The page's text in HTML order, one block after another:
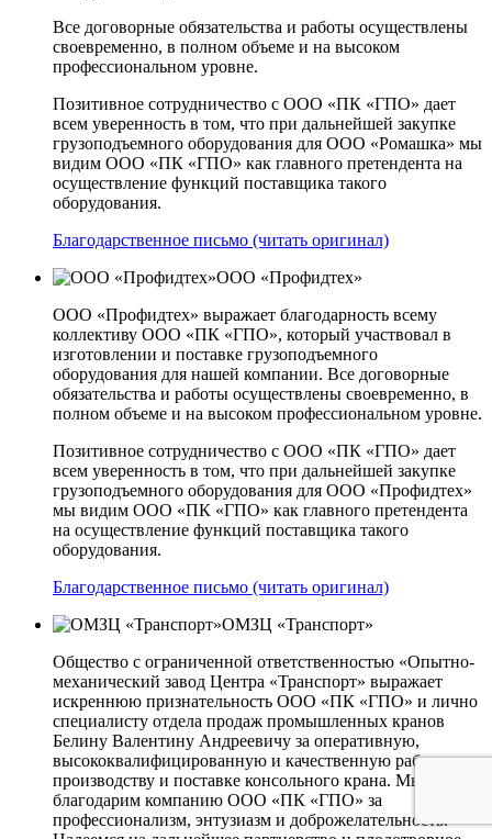
Все договорные обязательства и работы осуществлены
своевременно, в полном объеме и на высоком
профессиональном уровне.
Позитивное сотрудничество с ООО «ПК «ГПО» дает
всем уверенность в том, что при дальнейшей закупке
грузоподъемного оборудования для ООО «Ромашка» мы
видим ООО «ПК «ГПО» как главного претендента на
осуществление функций поставщика такого
оборудования.
Благодарственное письмо (читать оригинал)
ООО «Профидтех»
ООО «Профидтех» выражает благодарность всему
коллективу ООО «ПК «ГПО», который участвовал в
изготовлении и поставке грузоподъемного
оборудования для нашей компании. Все договорные
обязательства и работы осуществлены своевременно, в
полном объеме и на высоком профессиональном уровне.
Позитивное сотрудничество с ООО «ПК «ГПО» дает
всем уверенность в том, что при дальнейшей закупке
грузоподъемного оборудования для ООО «Профидтех»
мы видим ООО «ПК «ГПО» как главного претендента
на осуществление функций поставщика такого
оборудования.
Благодарственное письмо (читать оригинал)
ОМЗЦ «Транспорт»
Общество с ограниченной ответственностью «Опытно-
механический завод Центра «Транспорт» выражает
искреннюю признательность ООО «ПК «ГПО» и лично
специалисту отдела продаж промышленных кранов
Белину Валентину Андреевичу за оперативную,
высококвалифицированную и качественную работу по
производству и поставке консольного крана. Мы
благодарим компанию ООО «ПК «ГПО» за
профессионализм, энтузиазм и доброжелательность.